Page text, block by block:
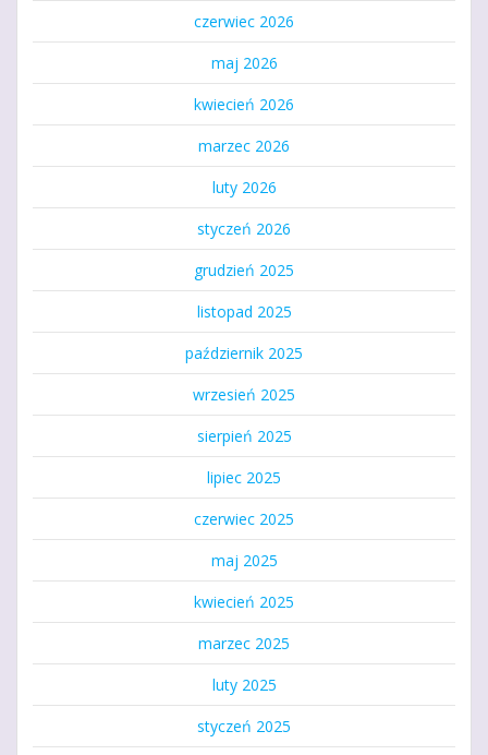
czerwiec 2026
maj 2026
kwiecień 2026
marzec 2026
luty 2026
styczeń 2026
grudzień 2025
listopad 2025
październik 2025
wrzesień 2025
sierpień 2025
lipiec 2025
czerwiec 2025
maj 2025
kwiecień 2025
marzec 2025
luty 2025
styczeń 2025